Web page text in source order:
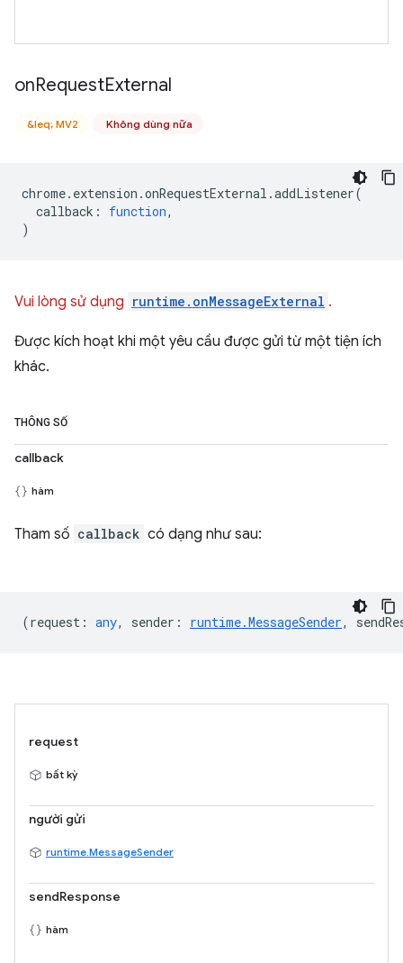
onRequestExternal
&leq; MV2 Không dùng nữa
chrome. extension .onRequestExternal .addListener(
callback : function,
)
Vui lòng sử dụng runtime.onMessageExternal .
Được kích hoạt khi một yêu cầu được gửi từ một tiện ích
khác.
THÔNG SỐ
callback
hàm
Tham số callback có dạng như sau:
(request : any, sender : runtime.MessageSender,
request
bất kỳ
người gửi
runtime.MessageSender
sendResponse
hàm